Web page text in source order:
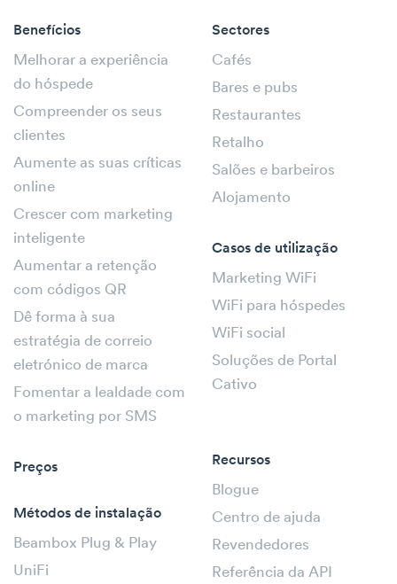
Benefícios
Melhorar a experiência
do hóspede
Compreender os seus
clientes
Aumente as suas críticas
online
Crescer com marketing
inteligente
Aumentar a retenção
com códigos QR
Dê forma à sua
estratégia de correio
eletrónico de marca
Fomentar a lealdade com
o marketing por SMS
Preços
Métodos de instalação
Beambox Plug & Play
UniFi
Sectores
Cafés
Bares e pubs
Restaurantes
Retalho
Salões e barbeiros
Alojamento
Casos de utilização
Marketing WiFi
WiFi para hóspedes
WiFi social
Soluções de Portal
Cativo
Recursos
Blogue
Centro de ajuda
Revendedores
Referência da API